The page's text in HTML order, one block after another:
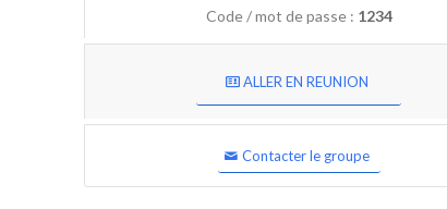
Code / mot de passe : 1234
ALLER EN REUNION
Contacter le groupe